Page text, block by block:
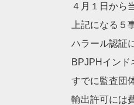
４月１日から
上記になる５
ハラール認証
BPJPHインド
すでに監査団
輸出許可には